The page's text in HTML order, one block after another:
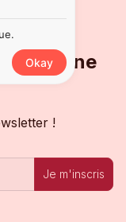
rater une
!
Je m'inscris
Okay